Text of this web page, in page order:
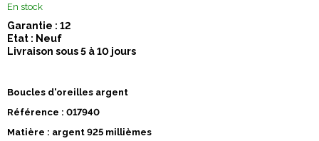
En stock
Garantie : 12
Etat : Neuf
Livraison sous 5 à 10 jours
Boucles d'oreilles argent
Référence : 017940
Matière : argent 925 millièmes